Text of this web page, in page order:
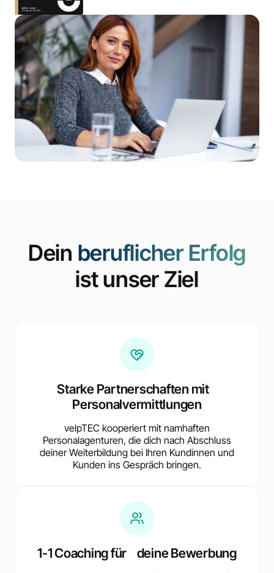
Dein beruflicher Erfolg
ist unser Ziel
Starke Partnerschaften mit
Personalvermittlungen
velpTEC kooperiert mit namhaften
Personalagenturen, die dich nach Abschluss
deiner Weiterbildung bei Ihren Kundinnen und
Kunden ins Gespräch bringen.
1-1 Coaching für deine Bewerbung